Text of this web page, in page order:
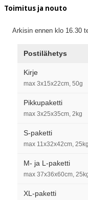
Toimitus ja nouto
Arkisin ennen klo 16.30
Postilähetys
Kirje
max 3x15x22cm, 50g
Pikkupaketti
max 3x25x35cm, 2kg
S-paketti
max 11x32x42cm, 25kg
M- ja L-paketti
max 37x36x60cm,
XL-paketti